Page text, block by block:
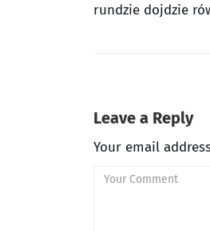
rundzie dojdzie
Leave a Reply
Your email